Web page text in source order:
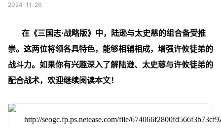
2024-11-26
在《三国志·战略版》中，陆逊与太史慈的组合备受推
崇。这两位将领各具特色，能够相辅相成，增强许攸徒弟的
战斗力。如果你有兴趣深入了解陆逊、太史慈与许攸徒弟的
配合战术，欢迎继续阅读本文！